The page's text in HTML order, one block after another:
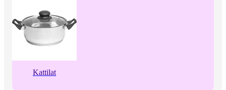
Kattilat